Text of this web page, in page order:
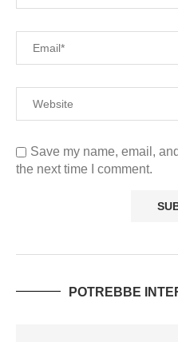
Save my name, email,
the next time I comment.
POTREBBE